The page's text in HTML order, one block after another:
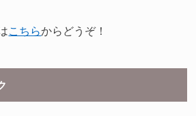
こちらからどうぞ！